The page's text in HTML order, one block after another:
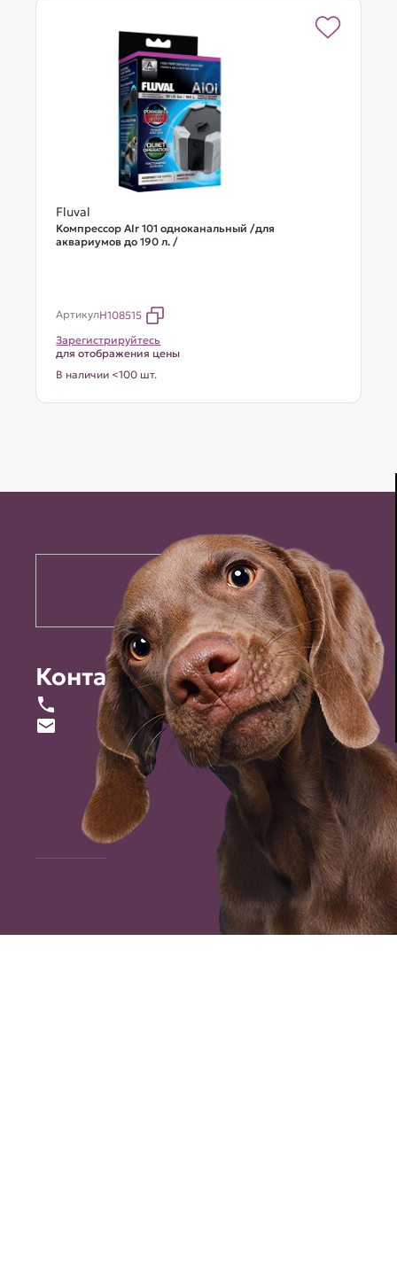
Fluval
Компрессор AIr 101 одноканальный /для
аквариумов до 190 л. /
АртикулH108515
Зарегистрируйтесь
для отображения цены
В наличии <100 шт.
Контакты